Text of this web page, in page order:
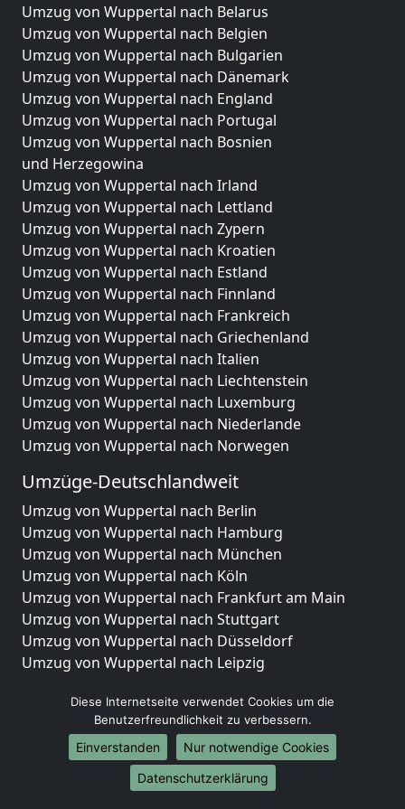
Umzug von Wuppertal nach Belarus
Umzug von Wuppertal nach Belgien
Umzug von Wuppertal nach Bulgarien
Umzug von Wuppertal nach Dänemark
Umzug von Wuppertal nach England
Umzug von Wuppertal nach Portugal
Umzug von Wuppertal nach Bosnien
und Herzegowina
Umzug von Wuppertal nach Irland
Umzug von Wuppertal nach Lettland
Umzug von Wuppertal nach Zypern
Umzug von Wuppertal nach Kroatien
Umzug von Wuppertal nach Estland
Umzug von Wuppertal nach Finnland
Umzug von Wuppertal nach Frankreich
Umzug von Wuppertal nach Griechenland
Umzug von Wuppertal nach Italien
Umzug von Wuppertal nach Liechtenstein
Umzug von Wuppertal nach Luxemburg
Umzug von Wuppertal nach Niederlande
Umzug von Wuppertal nach Norwegen
Umzüge-Deutschlandweit
Umzug von Wuppertal nach Berlin
Umzug von Wuppertal nach Hamburg
Umzug von Wuppertal nach München
Umzug von Wuppertal nach Köln
Umzug von Wuppertal nach Frankfurt am Main
Umzug von Wuppertal nach Stuttgart
Umzug von Wuppertal nach Düsseldorf
Umzug von Wuppertal nach Leipzig
Umzug von Wuppertal nach Essen
Umzug von Wuppertal nach Bremen
Umzug von Wuppertal nach Dresden
Umzug von Wuppertal nach Hannover
Umzug von Wuppertal nach Nürnberg
Diese Internetseite verwendet Cookies um die
Benutzerfreundlichkeit zu verbessern.
Einverstanden
Nur notwendige Cookies
Datenschutzerklärung